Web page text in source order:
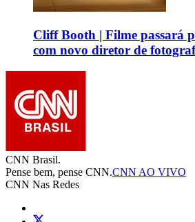
Cliff Booth | Filme passará
com novo diretor de
CNN Brasil.
Pense bem, pense CNN.CNN AO VIVO
CNN Nas Redes